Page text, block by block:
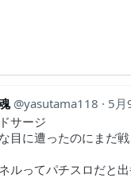
yasutama118
5月
サージ
目に遭ったのにまだ
ルってパチスロだと